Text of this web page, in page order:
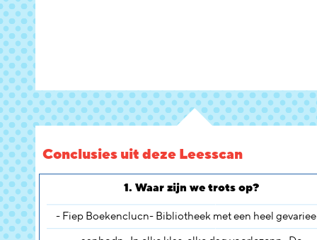
Conclusies uit deze Leesscan
1. Waar zijn we trots op?
- Fiep Boekenclucn- Bibliotheek met een heel